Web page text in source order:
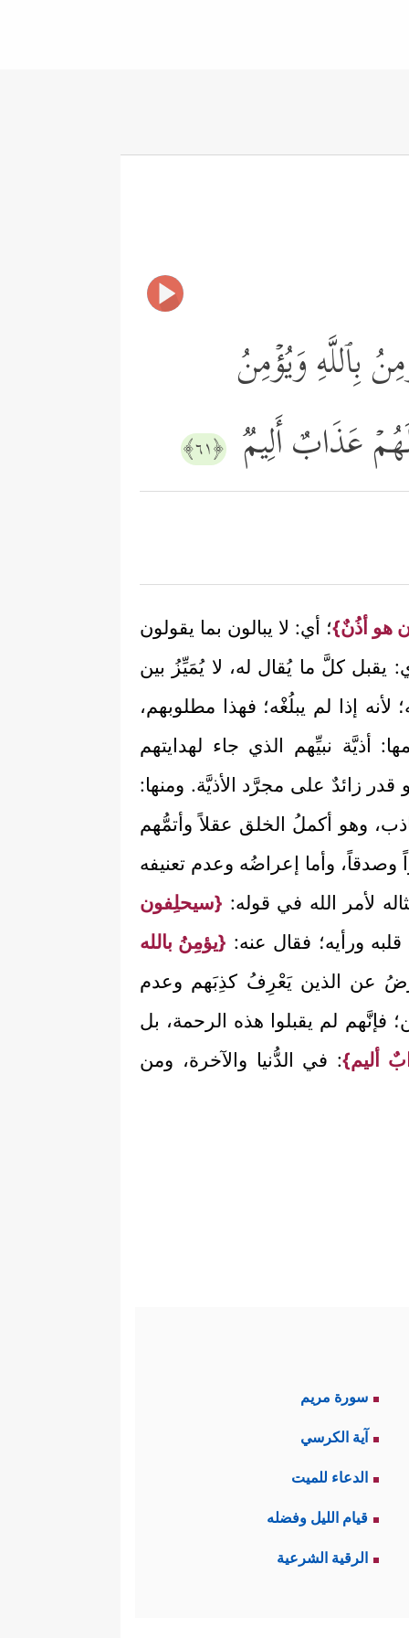
بِٱللَّهِ وَیُؤۡمِنُ
عَذَابٌ أَلِیمࣱ ﴿٦١﴾
هو أذُنٌ}؛ أي: لا يبالون بما يقولون
يقبل كلَّ ما يُقال له، لا يُمَيِّزُ بين
إذا لم يبلُغْه؛ فهذا مطلوبهم،
أذيَّة نبيِّهم الذي جاء لهدايتهم
زائدٌ على مجرَّد الأذيَّة. ومنها:
وهو أكملُ الخلق عقلاً وأتمُّهم
وصدقاً، وأما إعراضُه وعدم تعنيفه
لأمر الله في قوله: {سيحلِفون
ورأيه؛ فقال عنه: {يؤمِنُ بالله
عن الذين يَعْرِفُ كذِبَهم وعدم
فإنَّهم لم يقبلوا هذه الرحمة، بل
أليم}: في الدُّنيا والآخرة، ومن
سورة مريم
آية الكرسي
الدعاء للميت
قيام الليل وفضله
الرقية الشرعية